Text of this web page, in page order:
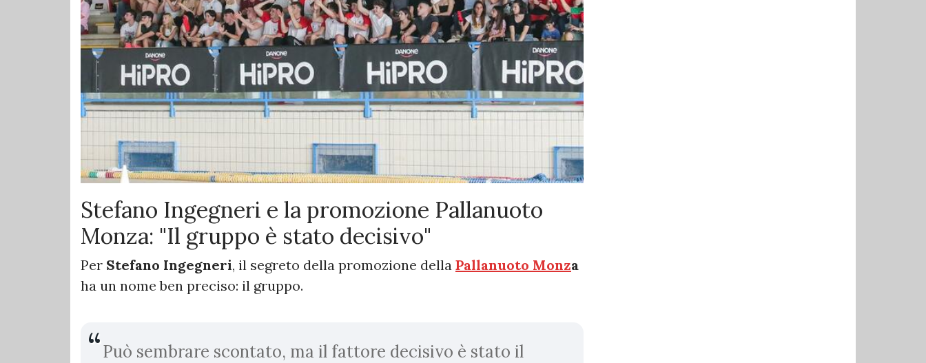
Stefano Ingegneri e la promozione Pallanuoto
Monza: "Il gruppo è stato decisivo"
Per Stefano Ingegneri, il segreto della promozione della Pallanuoto Monza
ha un nome ben preciso: il gruppo.
Può sembrare scontato, ma il fattore decisivo è stato il